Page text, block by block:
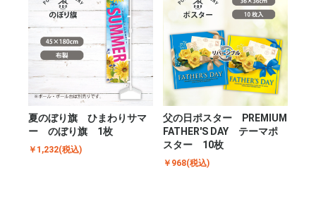
夏のぼり旗 ひまわりサマ
ー のぼり旗 1枚
￥1,232(税込)
父の日ポスター PREMIUM
FATHER'S DAY テーマポ
スター 10枚
￥968(税込)